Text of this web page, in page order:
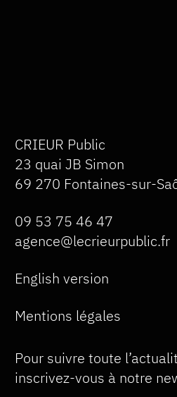
CRIEUR Public
23 quai JB Simon
69 270 Fontaines-sur-
09 53 75 46 47
agence@lecrieurpublic.fr
English version
Mentions légales
Pour suivre toute
inscrivez-vous à notre